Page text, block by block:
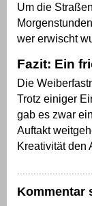
Um die
wer erwischt
Fazit: Ein
Die
Trotz einiger
gab es zwar
Auftakt
Kreativität den
Kommentar